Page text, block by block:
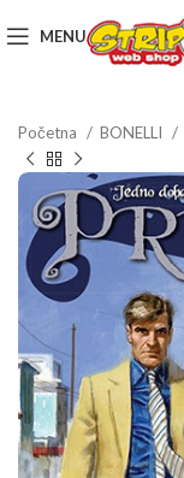
MENU
Početna BONELLI